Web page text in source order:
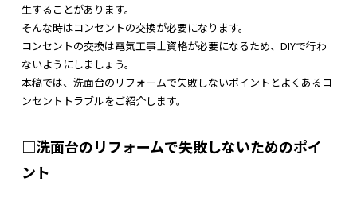
生することがあります。
そんな時はコンセントの交換が必要になります。
コンセントの交換は電気工事士資格が必要になるため、DIYで行わ
ないようにしましょう。
本稿では、洗面台のリフォームで失敗しないポイントとよくあるコ
ンセントトラブルをご紹介します。
□洗面台のリフォームで失敗しないためのポイ
ント